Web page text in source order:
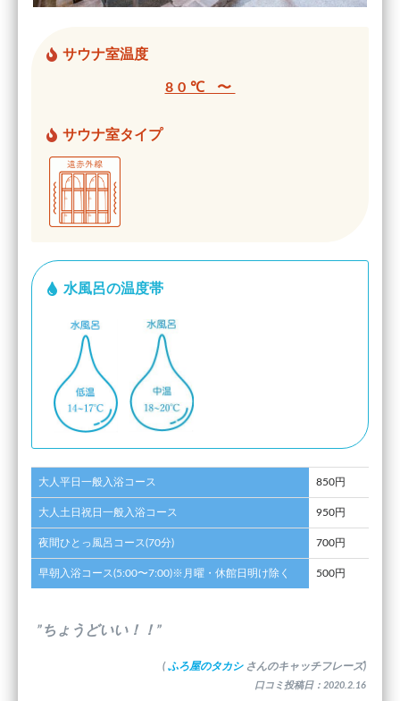
サウナ室温度
80℃ 〜
サウナ室タイプ
水風呂の温度帯
大人平日一般入浴コース 850円
大人土日祝日一般入浴コース 950円
夜間ひとっ風呂コース(70分) 700円
早朝入浴コース(5:00〜7:00)※月曜・休館日明け除く 500円
”ちょうどいい！！”
( ふろ屋のタカシ さんのキャッチフレーズ)
口コミ投稿日：2020.2.16